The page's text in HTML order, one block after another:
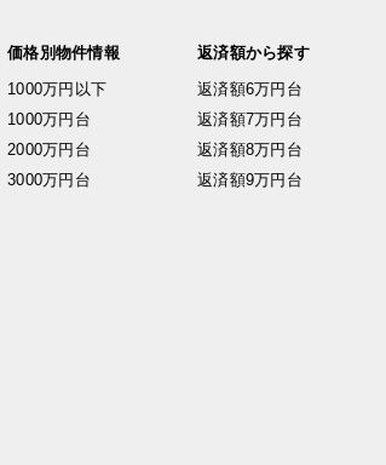
価格別物件情報
1000万円以下
1000万円台
2000万円台
3000万円台
返済額から探す
返済額6万円台
返済額7万円台
返済額8万円台
返済額9万円台